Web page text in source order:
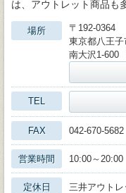
は、アウトレット商品も
場所
〒192-0364
東京都八王子
南大沢1-600
TEL
FAX 042-670-5682
営業時間 10:00～20:00
定休日 三井アウトレ